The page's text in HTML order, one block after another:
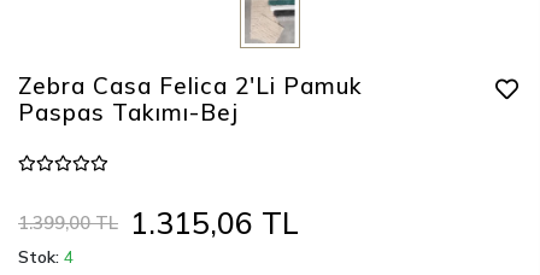
Zebra Casa Felica 2'Li Pamuk
Paspas Takımı-Bej
1.399,00 TL 1.315,06 TL
Stok: 4